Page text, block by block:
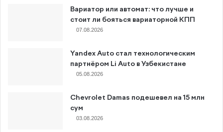
Вариатор или автомат: что лучше и
стоит ли бояться вариаторной КПП
07.08.2026
Yandex Auto стал технологическим
партнёром Li Auto в Узбекистане
05.08.2026
Chevrolet Damas подешевел на 15 млн
сум
03.08.2026